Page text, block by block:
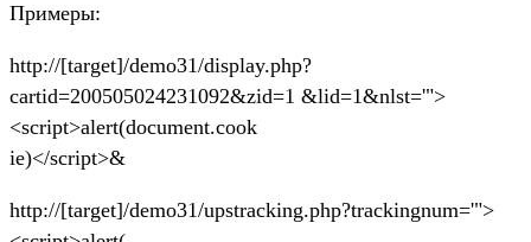
Примеры:
http://[target]/demo31/display.php?
cartid=200505024231092&zid=1 &lid=1&nlst='">
<script>alert(document.cook
ie)</script>&
http://[target]/demo31/upstracking.php?trackingnum='">